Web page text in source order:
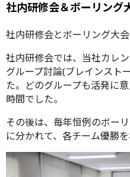
社内研修会＆ボーリング
社内研修会とボーリング大会
社内研修会では、当社カレ
グループ討論(ブレインスト
た。どのグループも活発に
時間でした。
その後は、毎年恒例のボー
に分かれて、各チーム優勝